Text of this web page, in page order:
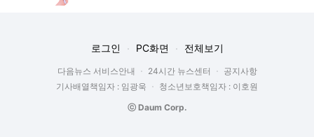
로그인 PC화면 전체보기
다음뉴스 서비스안내 24시간 뉴스센터
공지사항
기사배열책임자 : 임광욱
청소년보호책임자 : 이호원
ⓒ Daum Corp.